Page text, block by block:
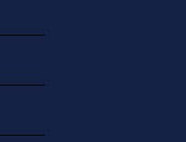
или разместить
площадке, вам
на сайте и